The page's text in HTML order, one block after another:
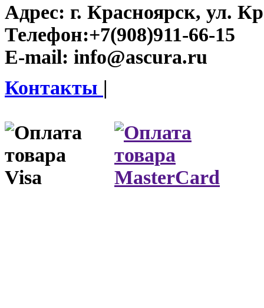
Адрес: г. Красноярск, ул.
Телефон:+7(908)911-66-15
E-mail: info@ascura.ru
Контакты |